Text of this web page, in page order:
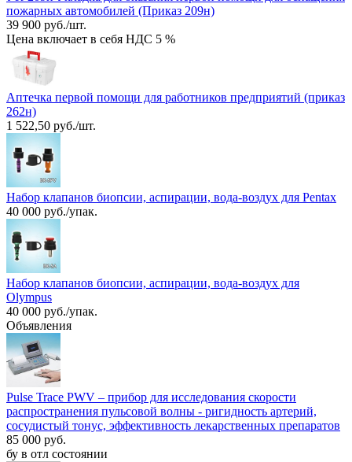
пожарных автомобилей (Приказ 209н)
39 900 руб./шт.
Цена включает в себя НДС 5 %
Аптечка первой помощи для работников предприятий (приказ
262н)
1 522,50 руб./шт.
Набор клапанов биопсии, аспирации, вода-воздух для Pentax
40 000 руб./упак.
Набор клапанов биопсии, аспирации, вода-воздух для
Olympus
40 000 руб./упак.
Объявления
Pulse Trace PWV – прибор для исследования скорости
распространения пульсовой волны - ригидность артерий,
сосудистый тонус, эффективность лекарственных препаратов
85 000 руб.
бу в отл состоянии